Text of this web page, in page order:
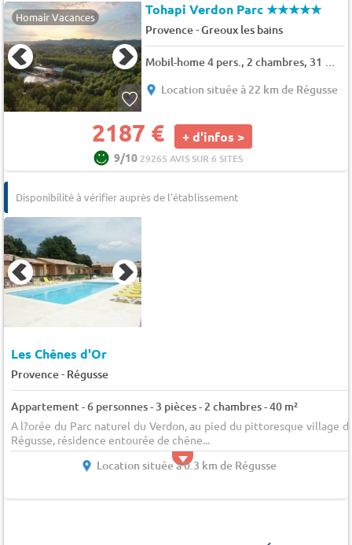
Homair Vacances Tohapi Verdon Parc★★★★★
Provence-Greoux les bains
Mobil-home 4 pers., 2 chambres, 31 m² - 37 m²
Location située à 22 km de Régusse
2187 € + d'infos >
9/10 29265 AVIS SUR 6 SITES
Disponibilité à vérifier auprès de l'établissement
Les Chênes d'Or
Provence- Régusse
Appartement - 6 personnes - 3 pièces - 2 chambres - 40 m²
A l?orée du Parc naturel du Verdon, au pied du pittoresque village
Régusse, résidence entourée de chêne...
Location située à 0.3 km de Régusse